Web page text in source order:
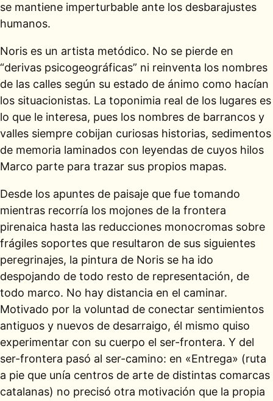
se mantiene imperturbable ante los desbarajustes
humanos.
Noris es un artista metódico. No se pierde en
“derivas psicogeográficas” ni reinventa los nombres
de las calles según su estado de ánimo como hacían
los situacionistas. La toponimia real de los lugares es
lo que le interesa, pues los nombres de barrancos y
valles siempre cobijan curiosas historias, sedimentos
de memoria laminados con leyendas de cuyos hilos
Marco parte para trazar sus propios mapas.
Desde los apuntes de paisaje que fue tomando
mientras recorría los mojones de la frontera
pirenaica hasta las reducciones monocromas sobre
frágiles soportes que resultaron de sus siguientes
peregrinajes, la pintura de Noris se ha ido
despojando de todo resto de representación, de
todo marco. No hay distancia en el caminar.
Motivado por la voluntad de conectar sentimientos
antiguos y nuevos de desarraigo, él mismo quiso
experimentar con su cuerpo el ser-frontera. Y del
ser-frontera pasó al ser-camino: en «Entrega» (ruta
a pie que unía centros de arte de distintas comarcas
catalanas) no precisó otra motivación que la propia